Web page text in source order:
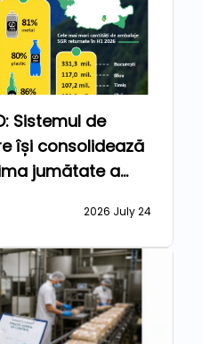
Sistemul de
își consolidează
jumătate a
2026 July 24